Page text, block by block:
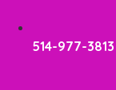
514-977-3813